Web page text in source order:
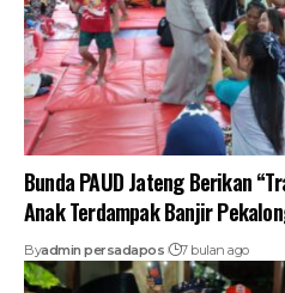
Bunda PAUD Jateng Berikan
Anak Terdampak Banjir
Byadmin persadapos 7 bulan ago